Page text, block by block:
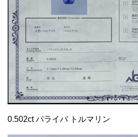
0.502ct パライバ トルマリン